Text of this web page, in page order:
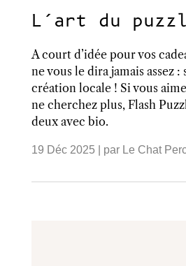
L’art du
A court d’idée pour vos
ne vous le dira jamais assez :
création locale ! Si vous
ne cherchez plus, Flash
deux avec bio.
19 Déc 2025 | par Le Chat